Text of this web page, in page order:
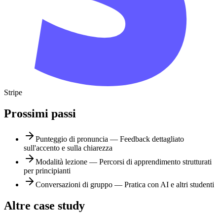
Stripe
Prossimi passi
Punteggio di pronuncia — Feedback dettagliato
sull'accento e sulla chiarezza
Modalità lezione — Percorsi di apprendimento strutturati
per principianti
Conversazioni di gruppo — Pratica con AI e altri studenti
Altre case study